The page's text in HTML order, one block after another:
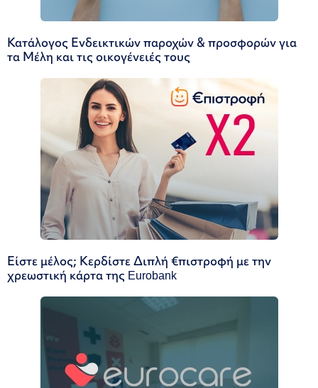
Κατάλογος Ενδεικτικών παροχών & προσφορών για
τα Μέλη και τις οικογένειές τους
Είστε μέλος; Κερδίστε Διπλή €πιστροφή με την
χρεωστική κάρτα της Eurobank